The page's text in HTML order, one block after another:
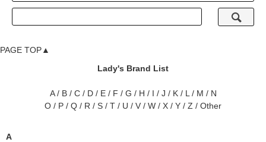
PAGE TOP▲
Lady's Brand List
A/ B/ C/ D/ E/ F / G / H / I / J / K/ L / M / N
O / P / Q / R / S / T / U / V / W / X / Y / Z / Other
A